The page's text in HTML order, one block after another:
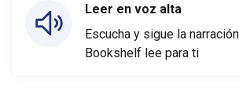
Leer en voz alta
Escucha y sigue la
Bookshelf lee para ti